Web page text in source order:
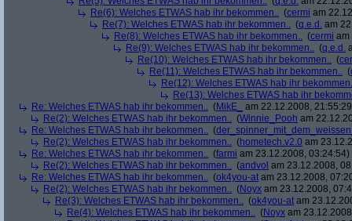
Re(6): Welches ETWAS hab ihr bekommen.. (cermi am
Re(7): Welches ETWAS hab ihr bekommen.. (q.e.d. am
Re(8): Welches ETWAS hab ihr bekommen.. (cermi am
Re(9): Welches ETWAS hab ihr bekommen.. (q.e.d.
Re(10): Welches ETWAS hab ihr bekommen.. (
Re(11): Welches ETWAS hab ihr bekommen.. (
Re(12): Welches ETWAS hab ihr
Re(13): Welches ETWAS hab ihr
Re: Welches ETWAS hab ihr bekommen.. (MikE_
am 22.12.2008,
Re(2): Welches ETWAS hab ihr bekommen.. (Winnie_Pooh am
Re: Welches ETWAS hab ihr bekommen.. (
Re(2): Welches ETWAS hab ihr bekommen.. (hometech.v2.0 am
Re: Welches ETWAS hab ihr bekommen.. (farmi am 23.12.2008, 03:24:54)
Re(2): Welches ETWAS hab ihr bekommen.. (andvol am 23.12.2008,
Re: Welches ETWAS hab ihr bekommen.. (ok4you-at am 23.12.2008,
Re(2): Welches ETWAS hab ihr bekommen.. (Noyx am 23.12.2008,
Re(3): Welches ETWAS hab ihr bekommen.. (ok4you-at am
Re(4): Welches ETWAS hab ihr bekommen.. (Noyx am